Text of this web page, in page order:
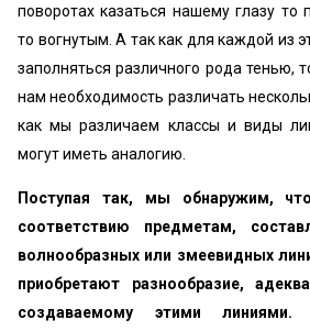
поворотах казаться нашему глазу то
то вогнутым. А так как для каждой из
заполняться различного рода тенью,
нам необходимость различать
как мы различаем классы и виды
могут иметь аналогию.
Поступая так, мы обнаружим,
соответствию предметам,
волнообразных или змеевидных
приобретают разнообразие,
создаваемому этими линиями.